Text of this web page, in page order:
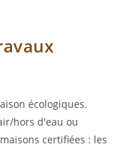
écologiques.
hors d'eau ou
certifiées : les